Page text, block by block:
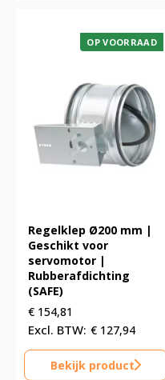
OP VOORRAAD
Regelklep Ø200 mm |
Geschikt voor
servomotor |
Rubberafdichting
(SAFE)
€ 154,81
€ 127,94
Bekijk product